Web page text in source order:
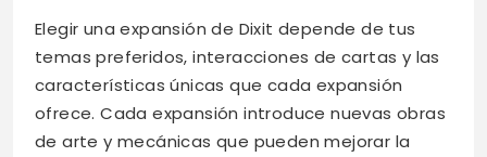
Elegir una expansión de Dixit depende de tus
temas preferidos, interacciones de cartas y las
características únicas que cada expansión
ofrece. Cada expansión introduce nuevas obras
de arte y mecánicas que pueden mejorar la